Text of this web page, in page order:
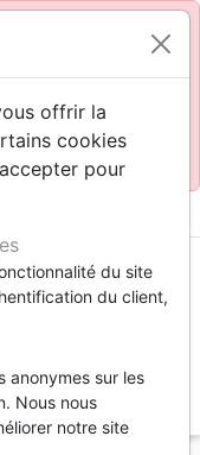
connecter
de la Bible
offrir la
cookies
pour
du site
du client,
anonymes sur les
Nous nous
notre site